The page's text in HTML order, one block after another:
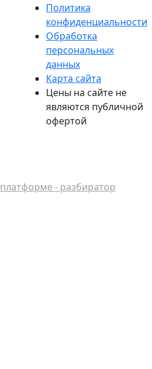
Политика
конфиденциальности
Обработка
персональных
данных
Карта сайта
Цены на сайте не
являются публичной
офертой
- разбиратор